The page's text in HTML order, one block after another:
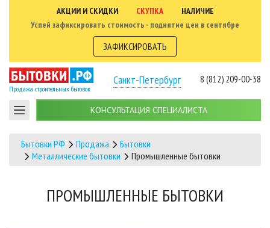
АКЦИИ И СКИДКИ СКУПКА
НАЛИЧИЕ
Успей зафиксировать стоимость - поднятие цен в сентябре
ЗАФИКСИРОВАТЬ
Продажа строительных бытовок
Санкт-Петербург 8 (812) 209-00-38
КОНСУЛЬТАЦИЯ СПЕЦИАЛИСТА
Бытовки РФ Продажа
Бытовки
Металлические бытовки
Промышленные бытовки
ПРОМЫШЛЕННЫЕ БЫТОВКИ